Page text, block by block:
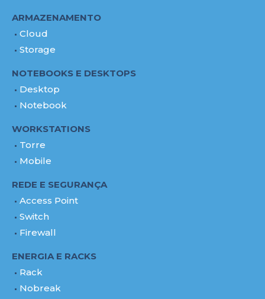
ARMAZENAMENTO
Cloud
Storage
NOTEBOOKS E DESKTOPS
Desktop
Notebook
WORKSTATIONS
Torre
Mobile
REDE E SEGURANÇA
Access Point
Switch
Firewall
ENERGIA E RACKS
Rack
Nobreak